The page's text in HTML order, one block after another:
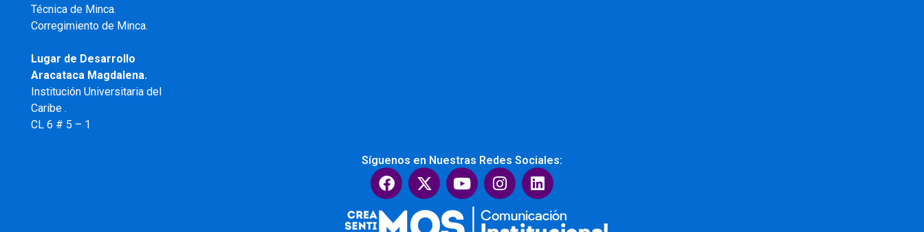
Técnica de Minca.
Corregimiento de Minca.
Lugar de Desarrollo
Aracataca Magdalena.
Institución Universitaria del
Caribe .
CL 6 # 5 – 1
Síguenos en Nuestras Redes Sociales:
F
a
c
e
X
-
t
w
Y
o
u
t
I
n
s
t
L
i
n
k